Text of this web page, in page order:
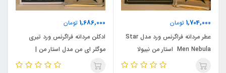
1,704,000 تومان
عطر مردانه فراگرنس ورد مدل Star
Men Nebula استار من نبیولا
مشابه ای من پیور مالت حجم ١٠٠
1,686,000 تومان
ادکلن مردانه فراگرنس ورد تیری
موگلر ای من مدل استار من |
Fragrance World Star menحجم